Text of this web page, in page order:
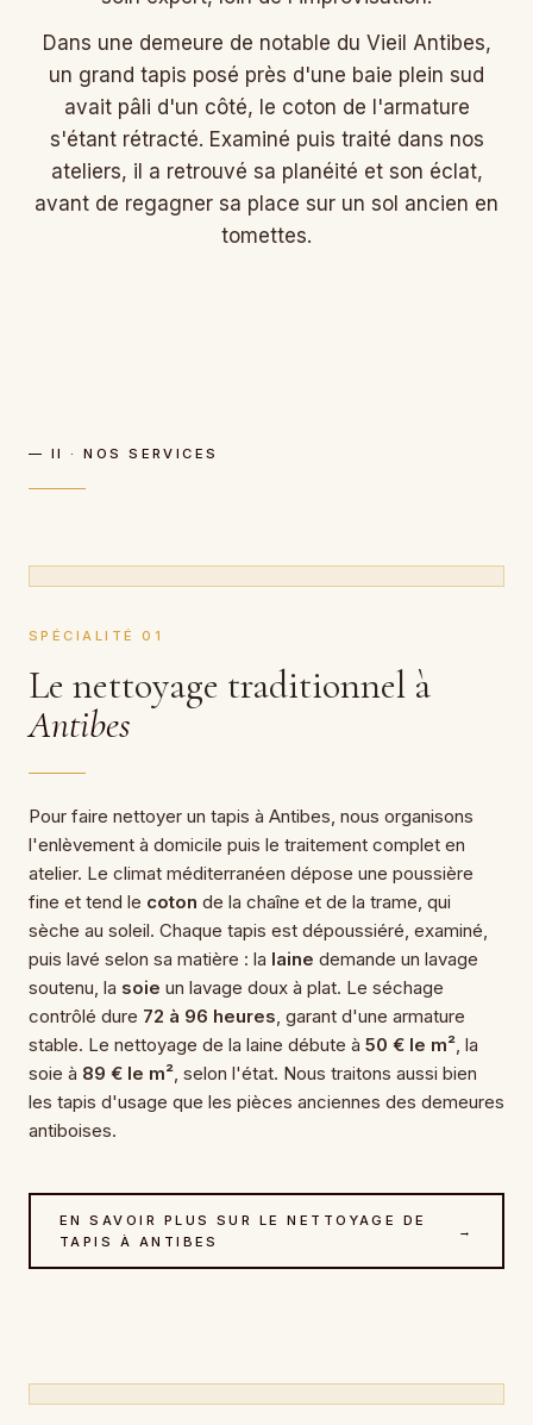
Dans une demeure de notable du Vieil Antibes,
un grand tapis posé près d'une baie plein sud
avait pâli d'un côté, le coton de l'armature
s'étant rétracté. Examiné puis traité dans nos
ateliers, il a retrouvé sa planéité et son éclat,
avant de regagner sa place sur un sol ancien en
tomettes.
— II · NOS SERVICES
SPÉCIALITÉ 01
Le nettoyage traditionnel à
Antibes
Pour faire nettoyer un tapis à Antibes, nous organisons
l'enlèvement à domicile puis le traitement complet en
atelier. Le climat méditerranéen dépose une poussière
fine et tend le coton de la chaîne et de la trame, qui
sèche au soleil. Chaque tapis est dépoussiéré, examiné,
puis lavé selon sa matière : la laine demande un lavage
soutenu, la soie un lavage doux à plat. Le séchage
contrôlé dure 72 à 96 heures, garant d'une armature
stable. Le nettoyage de la laine débute à 50 € le m², la
soie à 89 € le m², selon l'état. Nous traitons aussi bien
les tapis d'usage que les pièces anciennes des demeures
antiboises.
EN SAVOIR PLUS SUR LE NETTOYAGE DE
TAPIS À ANTIBES
→